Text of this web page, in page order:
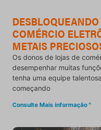
COMÉRCIO
METAIS
Os donos de lojas de
desempenhar muitas
tenha uma equipe
começando
Consulte Mais informação "